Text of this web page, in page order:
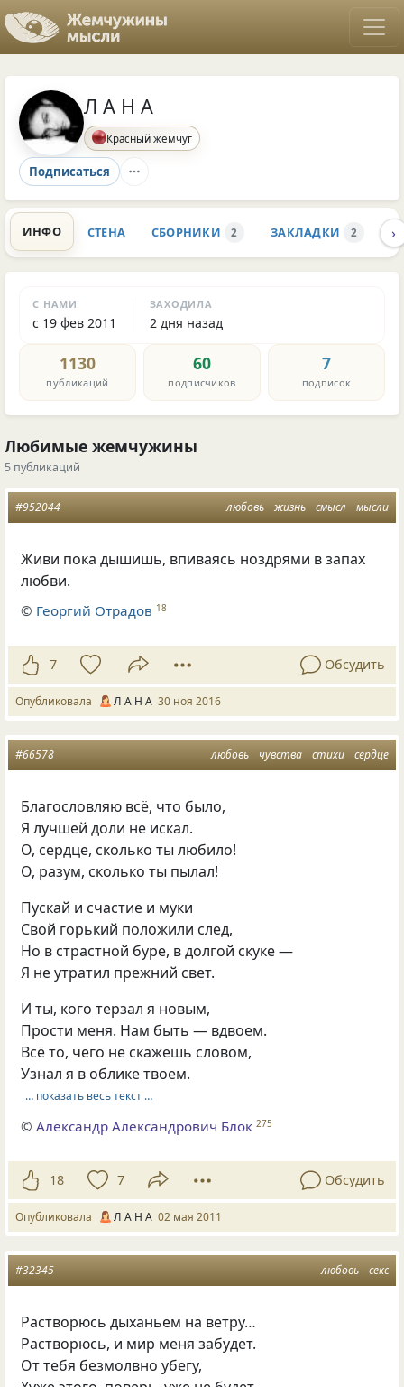
Л А Н А
Красный жемчуг
Подписаться
ИНФО СТЕНА СБОРНИКИ 2 ЗАКЛАДКИ 2 ›
С НАМИ
с 19 фев 2011
ЗАХОДИЛА
2 дня назад
1130
публикаций
60
подписчиков
7
подписок
Любимые жемчужины
5 публикаций
любовь жизнь смысл мысли
#952044
Живи пока дышишь, впиваясь ноздрями в запах
любви.
© Георгий Отрадов 18
7 Обсудить
Опубликовала Л А Н А 30 ноя 2016
любовь чувства стихи сердце
#66578
Благословляю всё, что было,
Я лучшей доли не искал.
О, сердце, сколько ты любило!
О, разум, сколько ты пылал!
Пускай и счастие и муки
Свой горький положили след,
Но в страстной буре, в долгой скуке —
Я не утратил прежний свет.
И ты, кого терзал я новым,
Прости меня. Нам быть — вдвоем.
Всё то, чего не скажешь словом,
Узнал я в облике твоем.
… показать весь текст …
©Александр Александрович Блок 275
18 7 Обсудить
Опубликовала Л А Н А 02 мая 2011
любовь секс
#32345
Растворюсь дыханьем на ветру…
Растворюсь, и мир меня забудет.
От тебя безмолвно убегу,